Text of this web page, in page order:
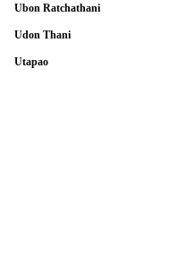
Ubon Ratchathani
Udon Thani
Utapao